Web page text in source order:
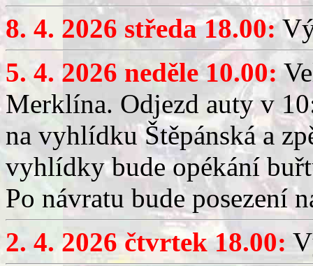
8. 4. 2026 středa 18.00:
5. 4. 2026 neděle 10.00:
Merklína. Odjezd auty v
na vyhlídku Štěpánská a
vyhlídky bude opékání
Po návratu bude posezení
2. 4. 2026 čtvrtek 18.00: